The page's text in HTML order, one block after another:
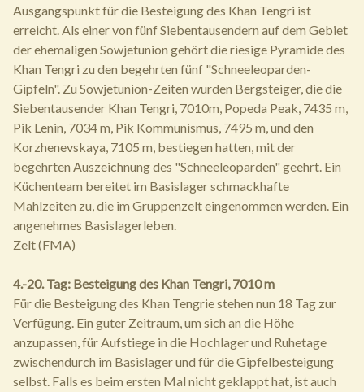
Ausgangspunkt für die Besteigung des Khan Tengri ist
erreicht. Als einer von fünf Siebentausendern auf dem Gebiet
der ehemaligen Sowjetunion gehört die riesige Pyramide des
Khan Tengri zu den begehrten fünf "Schneeleoparden-
Gipfeln". Zu Sowjetunion-Zeiten wurden Bergsteiger, die die
Siebentausender Khan Tengri, 7010m, Popeda Peak, 7435 m,
Pik Lenin, 7034 m, Pik Kommunismus, 7495 m, und den
Korzhenevskaya, 7105 m, bestiegen hatten, mit der
begehrten Auszeichnung des "Schneeleoparden" geehrt. Ein
Küchenteam bereitet im Basislager schmackhafte
Mahlzeiten zu, die im Gruppenzelt eingenommen werden. Ein
angenehmes Basislagerleben.
Zelt (FMA)
4.-20. Tag: Besteigung des Khan Tengri, 7010 m
Für die Besteigung des Khan Tengrie stehen nun 18 Tag zur
Verfügung. Ein guter Zeitraum, um sich an die Höhe
anzupassen, für Aufstiege in die Hochlager und Ruhetage
zwischendurch im Basislager und für die Gipfelbesteigung
selbst. Falls es beim ersten Mal nicht geklappt hat, ist auch